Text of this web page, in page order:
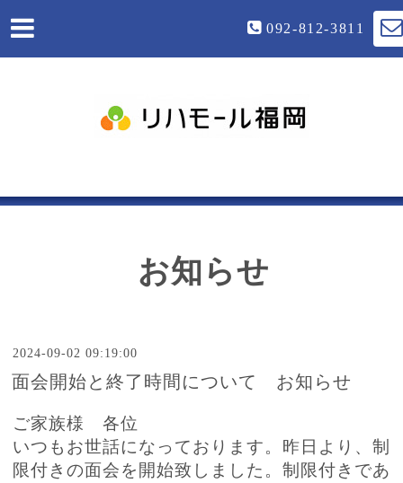
092-812-3811
お知らせ
2024-09-02 09:19:00
面会開始と終了時間について お知らせ
ご家族様 各位
いつもお世話になっております。昨日より、制
限付きの面会を開始致しました。制限付きであ